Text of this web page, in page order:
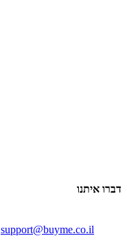
דברו איתנו
support@buyme.co.il